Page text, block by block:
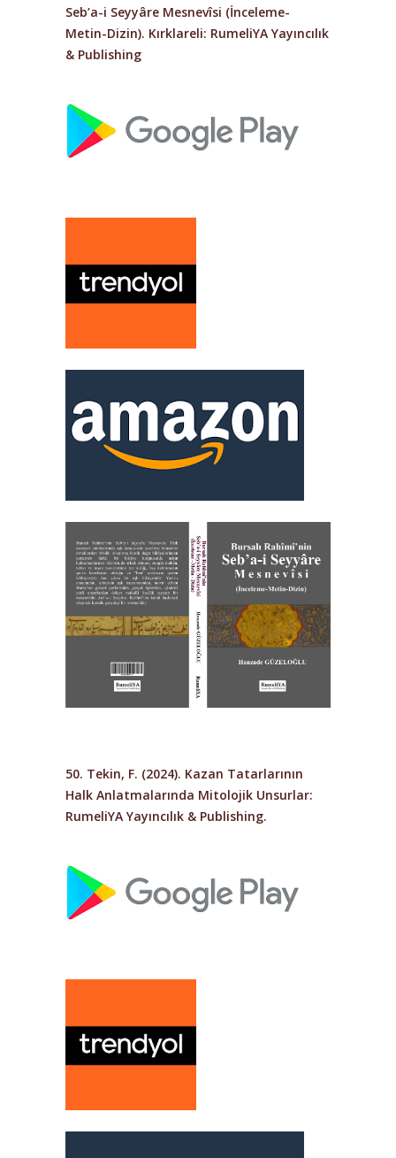
Seb’a-i Seyyâre Mesnevîsi (İnceleme-
Metin-Dizin). Kırklareli: RumeliYA Yayıncılık
& Publishing
50. Tekin, F. (2024). Kazan Tatarlarının
Halk Anlatmalarında Mitolojik Unsurlar:
RumeliYA Yayıncılık & Publishing.